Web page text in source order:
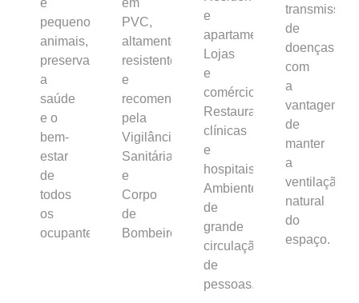
pequenos
animais,
preservando
a
saúde
e o
bem-
estar
de
todos
os
ocupantes.
PVC,
altamente
resistentes
e
recomendadas
pela
Vigilância
Sanitária
e
Corpo
de
Bombeiros.
e
apartamentos,
Lojas
e
comércios,
Restaurantes,
clínicas
e
hospitais,
Ambientes
de
grande
circulação
de
pessoas.
de
doenças,
com
a
vantagem
de
manter
a
ventilação
natural
do
espaço.